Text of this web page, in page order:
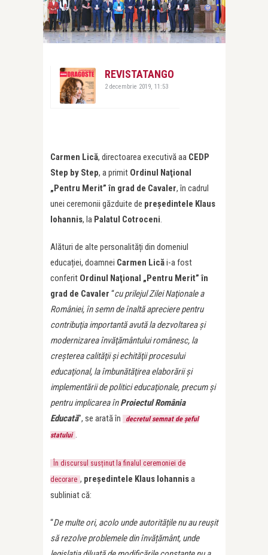
REVISTATANGO
2 decembrie 2019, 11:53
Carmen Lică, directoarea executivă aa CEDP
Step by Step, a primit Ordinul Naţional
„Pentru Merit” în grad de Cavaler, în cadrul
unei ceremonii găzduite de președintele Klaus
Iohannis, la Palatul Cotroceni.
Alături de alte personalități din domeniul
educației, doamnei Carmen Licăi-a fost
conferit Ordinul Naţional „Pentru Merit” în
grad de Cavaler “cu prilejul Zilei Naţionale a
României, în semn de înaltă apreciere pentru
contribuţia importantă avută la dezvoltarea şi
modernizarea învăţământului românesc, la
creşterea calităţii şi echităţii procesului
educaţional, la îmbunătăţirea elaborării şi
implementării de politici educaţionale, precum şi
pentru implicarea înProiectul România
Educată”, se arată în
decretul semnat de șeful
statului .
În discursul susținut la finalul ceremoniei de
decorare , președintele Klaus Iohannisa
subliniat că:
“De multe ori, acolo unde autoritățile nu au reușit
să rezolve problemele din învățământ, unde